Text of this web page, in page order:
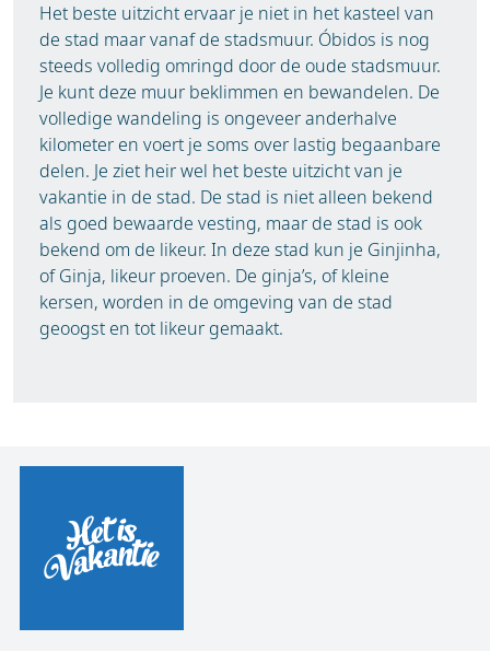
Het beste uitzicht ervaar je niet in het kasteel van
de stad maar vanaf de stadsmuur. Óbidos is nog
steeds volledig omringd door de oude stadsmuur.
Je kunt deze muur beklimmen en bewandelen. De
volledige wandeling is ongeveer anderhalve
kilometer en voert je soms over lastig begaanbare
delen. Je ziet heir wel het beste uitzicht van je
vakantie in de stad. De stad is niet alleen bekend
als goed bewaarde vesting, maar de stad is ook
bekend om de likeur. In deze stad kun je Ginjinha,
of Ginja, likeur proeven. De ginja’s, of kleine
kersen, worden in de omgeving van de stad
geoogst en tot likeur gemaakt.